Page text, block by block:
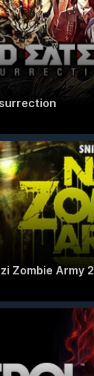
Zombie Army 2